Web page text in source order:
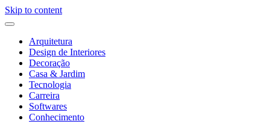
Skip to content
Arquitetura
Design de Interiores
Decoração
Casa & Jardim
Tecnologia
Carreira
Softwares
Conhecimento